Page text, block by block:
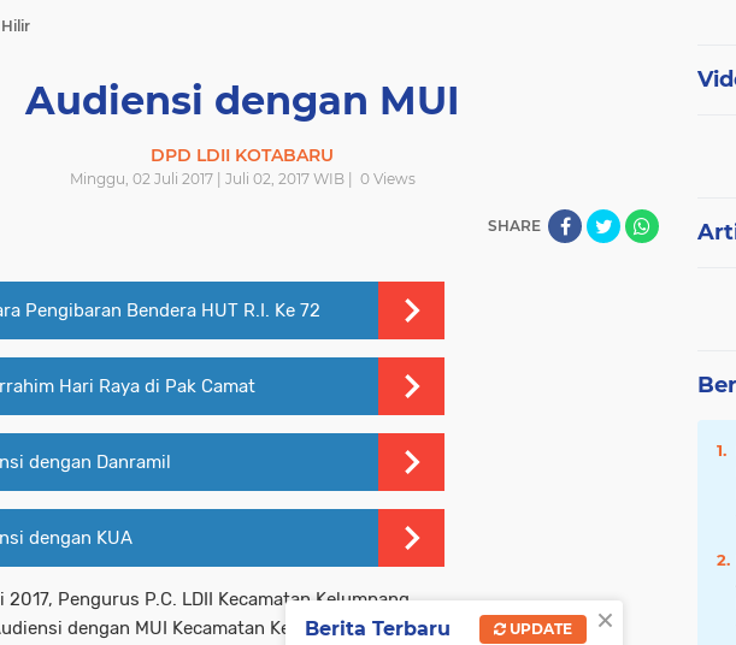
Audiensi dengan MUI
DPD LDII KOTABARU
Minggu, 02 Juli 2017 | Juli 02, 2017 WIB | 0Views
SHARE
Pengibaran Bendera HUT R.I. Ke 72
Hari Raya di Pak Camat
dengan Danramil
dengan KUA
Pengurus P.C. LDII Kecamatan Kelumpang
dengan MUI Kecamatan Kelumpang Hilir. Bp.
×
Berita Terbaru UPDATE